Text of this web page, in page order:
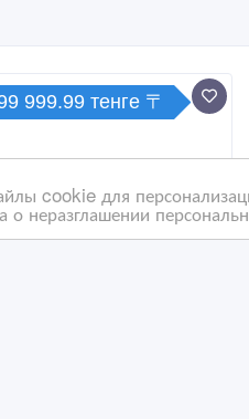
cookie для
о неразглашении
999.99 тенге 〒